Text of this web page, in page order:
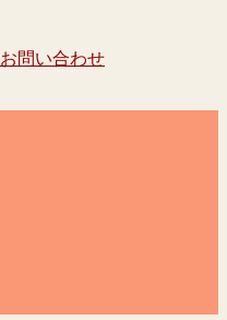
お問い合わせ